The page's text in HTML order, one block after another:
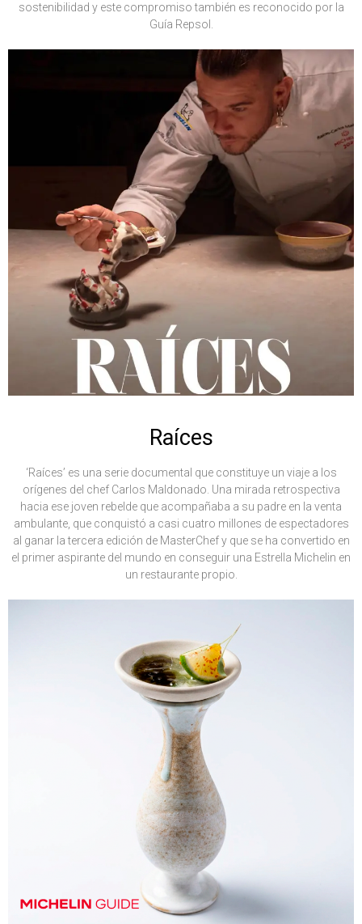
sostenibilidad y este compromiso también es reconocido por la
Guía Repsol.
Raíces
‘Raíces’ es una serie documental que constituye un viaje a los
orígenes del chef Carlos Maldonado. Una mirada retrospectiva
hacia ese joven rebelde que acompañaba a su padre en la venta
ambulante, que conquistó a casi cuatro millones de espectadores
al ganar la tercera edición de MasterChef y que se ha convertido en
el primer aspirante del mundo en conseguir una Estrella Michelin en
un restaurante propio.